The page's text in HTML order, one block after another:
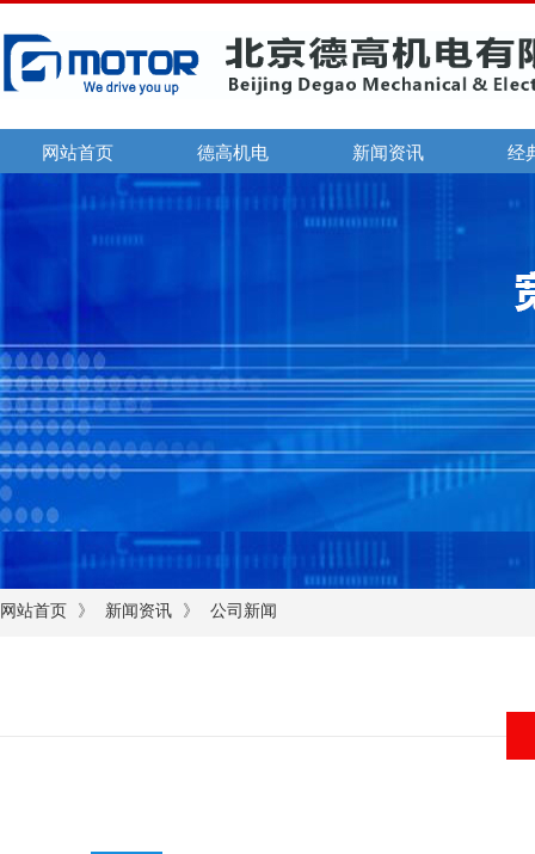
网站首页 德高机电 新闻资讯 经
网站首页 》 新闻资讯 》 公司新闻